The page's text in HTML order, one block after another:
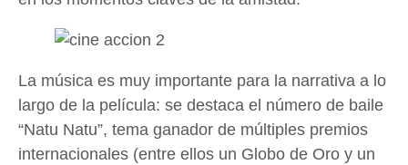
La música es muy importante para la narrativa a lo
largo de la película: se destaca el número de baile
“Natu Natu”, tema ganador de múltiples premios
internacionales (entre ellos un Globo de Oro y un